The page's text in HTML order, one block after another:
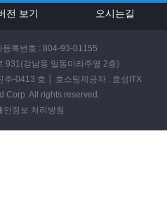
전 보기 오시는길
등록번호 : 804-93-01155
931(강남동 일동미라주옆 2층)
-0413 호 │ 호스팅제공자 : 효성ITX
All rights reserved.
인정보 처리방침